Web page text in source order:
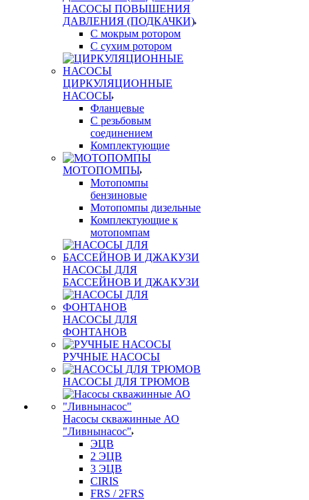
НАСОСЫ ПОВЫШЕНИЯ
ДАВЛЕНИЯ (ПОДКАЧКИ)
С мокрым ротором
С сухим ротором
ЦИРКУЛЯЦИОННЫЕ
НАСОСЫ
Фланцевые
С резьбовым
соединением
Комплектующие
МОТОПОМПЫ
Мотопомпы
бензиновые
Мотопомпы дизельные
Комплектующие к
мотопомпам
НАСОСЫ ДЛЯ
БАССЕЙНОВ И ДЖАКУЗИ
НАСОСЫ ДЛЯ
ФОНТАНОВ
РУЧНЫЕ НАСОСЫ
НАСОСЫ ДЛЯ ТРЮМОВ
Насосы скважинные АО
"Ливнынасос"
ЭЦВ
2 ЭЦВ
3 ЭЦВ
CIRIS
FRS / 2FRS